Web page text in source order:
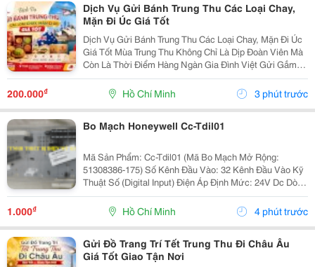
Dịch Vụ Gửi Bánh Trung Thu Các Loại Chay,
Mặn Đi Úc Giá Tốt
Dịch Vụ Gửi Bánh Trung Thu Các Loại Chay, Mặn Đi Úc
Giá Tốt Mùa Trung Thu Không Chỉ Là Dịp Đoàn Viên Mà
Còn Là Thời Điểm Hàng Ngàn Gia Đình Việt Gửi Gắm
Yêu Thương Đến Người Thân Đang Sinh Sống, Học
Tập Và Làm Việc Tại Úc. Một Hộp Bánh Trung Thu...
200.000₫ Hồ Chí Minh 3 phút trước
Bo Mạch Honeywell Cc-Tdil01
Mã Sản Phẩm: Cc-Tdil01 (Mã Bo Mạch Mở Rộng:
51308386-175) Số Kênh Đầu Vào: 32 Kênh Đầu Vào Kỹ
Thuật Số (Digital Input) Điện Áp Định Mức: 24V Dc Dòng
Điện Hoạt Động: 0.190 A Ở 24V Dc Mức Tản Nhiệt:
4.220 Watts Cơ Chế Bảo Vệ: Các Bo Mạch Đều...
1.000₫ Hồ Chí Minh 4 phút trước
Gửi Đồ Trang Trí Tết Trung Thu Đi Châu Âu
Giá Tốt Giao Tận Nơi